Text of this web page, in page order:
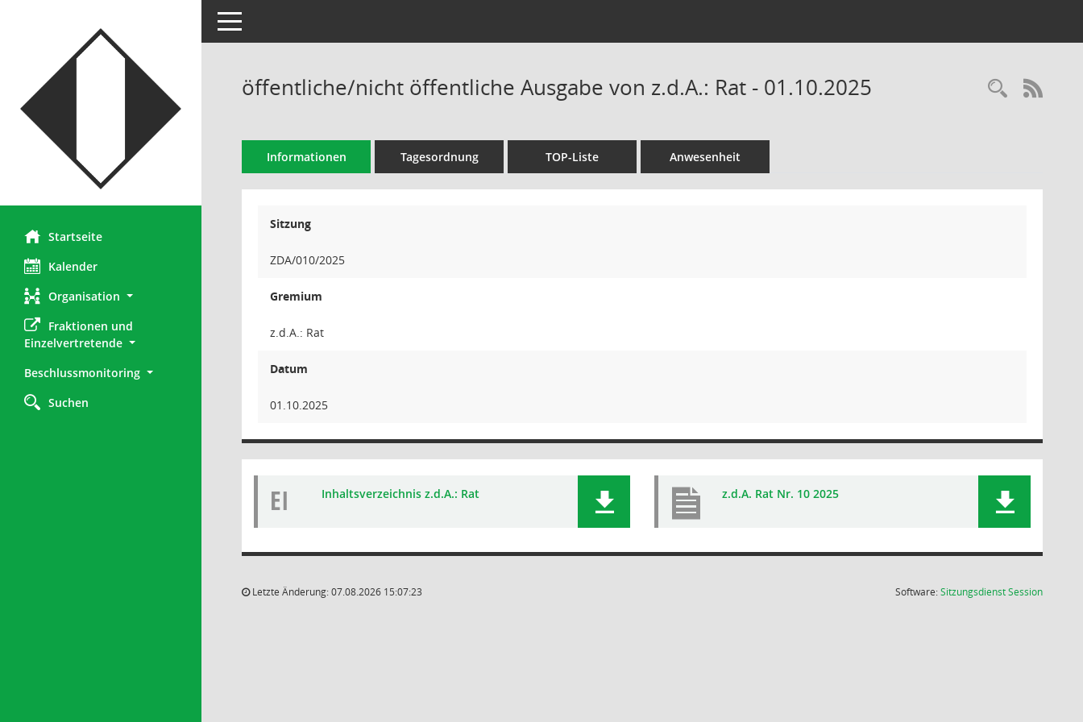
Startseite
Kalender
Organisation
Fraktionen und
Einzelvertretende
Beschlussmonitoring
Suchen
Toggle navigation
öffentliche/nicht öffentliche Ausgabe von z.d.A.: Rat - 01.10.2025
Informationen Tagesordnung TOP-Liste Anwesenheit
Sitzung
ZDA/010/2025
Gremium
z.d.A.: Rat
Datum
01.10.2025
EI Inhaltsverzeichnis z.d.A.: Rat z.d.A. Rat Nr. 10 2025
Letzte Änderung: 07.08.2026 15:07:23 Software:SitzungsdienstSession(Wird in